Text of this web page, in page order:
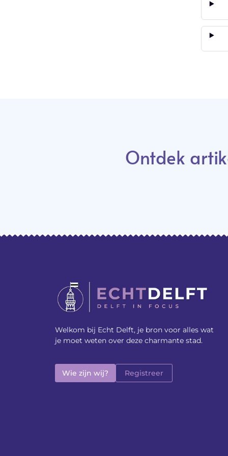
Ontdek
Welkom bij Echt Delft, je bron voor alles wat
je moet weten over deze charmante stad.
Wie zijn wij? Registreer